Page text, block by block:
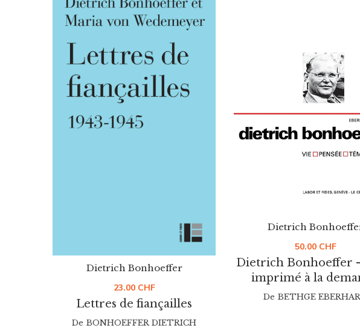
Lettres de fiançailles
Dietrich Bonhoeffer
23.00 CHF
De BONHOEFFER DIETRICH
Dietrich Bonhoeffer
imprimé à la
Dietrich
50.00 CHF
De BETHGE